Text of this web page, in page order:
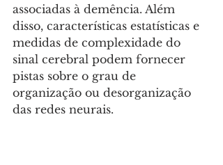
associadas à demência. Além
disso, características estatísticas e
medidas de complexidade do
sinal cerebral podem fornecer
pistas sobre o grau de
organização ou desorganização
das redes neurais.